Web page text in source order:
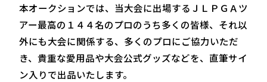
本オークションでは、当大会に出場するＪＬＰＧＡツ
アー最高の１４４名のプロのうち多くの皆様、それ以
外にも大会に関係する、多くのプロにご協力いただ
き、貴重な愛用品や大会公式グッズなどを、直筆サイ
ン入りで出品いたします。